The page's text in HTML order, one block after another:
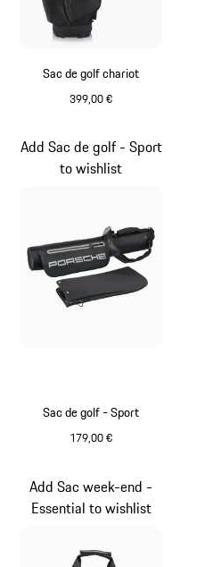
Sac de golf chariot
399,00 €
Sac de golf - Sport
179,00 €
Add Sac de golf - Sport
to wishlist
Add Sac week-end -
Essential to wishlist